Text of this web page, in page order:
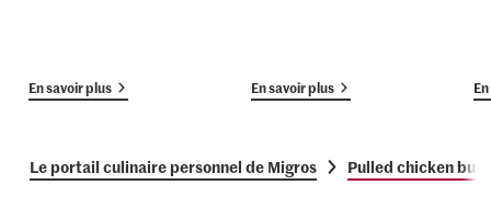
En savoir plus En savoir plus
Le portail culinaire personnel de Migros Pulled chicken